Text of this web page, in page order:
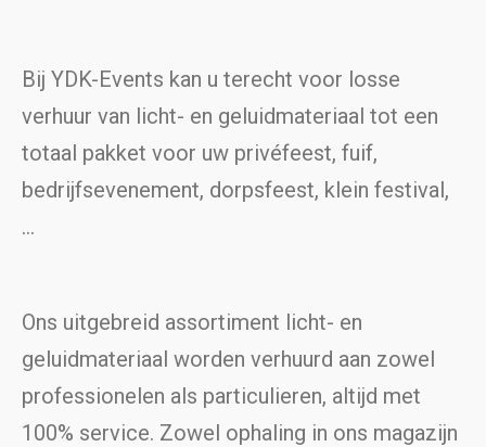
Bij YDK-Events kan u terecht voor losse
verhuur van licht- en geluidmateriaal tot een
totaal pakket voor uw privéfeest, fuif,
bedrijfsevenement, dorpsfeest, klein festival,
…
Ons uitgebreid assortiment licht- en
geluidmateriaal worden verhuurd aan zowel
professionelen als particulieren, altijd met
100% service. Zowel ophaling in ons magazijn